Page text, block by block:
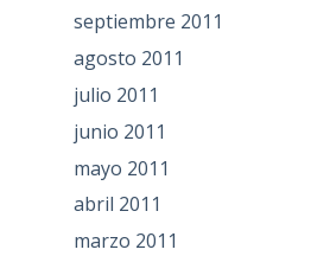
septiembre 2011
agosto 2011
julio 2011
junio 2011
mayo 2011
abril 2011
marzo 2011